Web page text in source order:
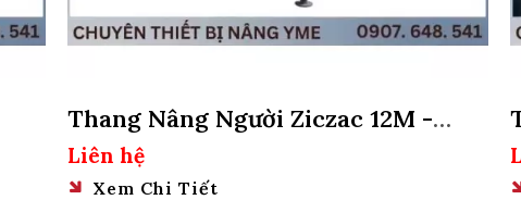
Thang Nâng Người Ziczac 12M -
500Kg
Liên hệ
Xem Chi Tiết